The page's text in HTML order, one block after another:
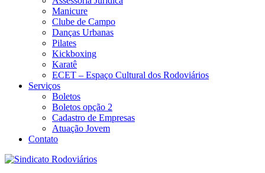
Manicure
Clube de Campo
Danças Urbanas
Pilates
Kickboxing
Karatê
ECET – Espaço Cultural dos Rodoviários
Serviços
Boletos
Boletos opção 2
Cadastro de Empresas
Atuação Jovem
Contato